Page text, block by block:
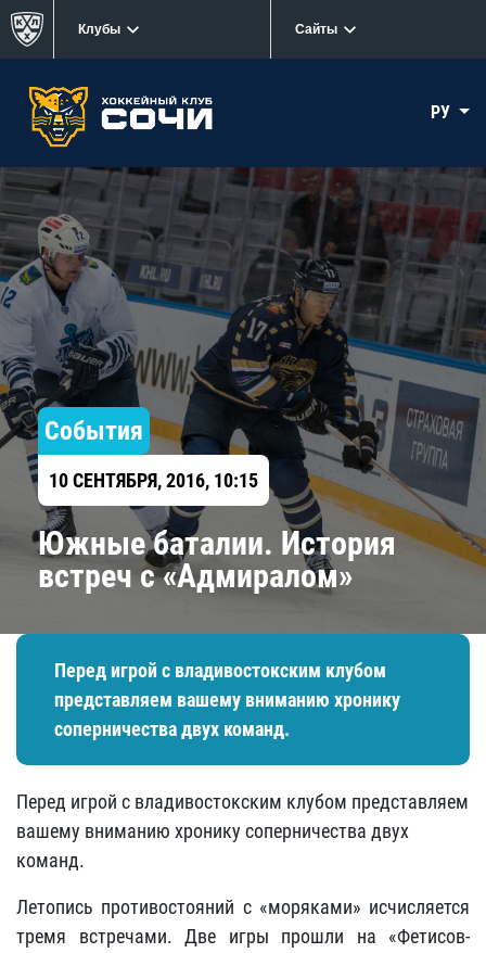
Клубы Сайты
РУ
События
10 СЕНТЯБРЯ, 2016, 10:15
Южные баталии. История
встреч с «Адмиралом»
Перед игрой с владивостокским клубом
представляем вашему вниманию хронику
соперничества двух команд.
Перед игрой с владивостокским клубом представляем
вашему вниманию хронику соперничества двух
команд.
Летопись противостояний с «моряками» исчисляется
тремя встречами. Две игры прошли на «Фетисов-